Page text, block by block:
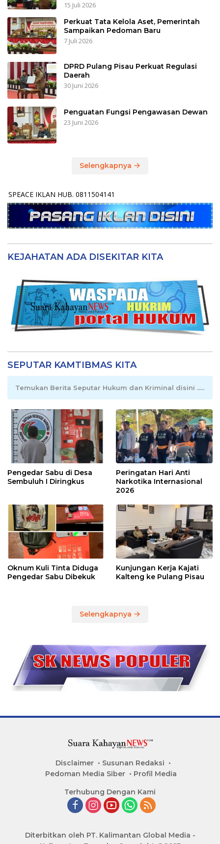
15 Juli 2026
Perkuat Tata Kelola Aset, Pemerintah
Sampaikan Pedoman Baru
7 Juli 2026
DPRD Pulang Pisau Perkuat Regulasi
Daerah
30 Juni 2026
Penguatan Fungsi Pengawasan Dewan
23 Juni 2026
Selengkapnya
SPEACE IKLAN HUB. 0811504141
KEJAHATAN ADA DISEKITAR KITA
SEPUTAR KAMTIBMAS KITA
Temukan Berita Seputar Hukum dan Kriminal disini .....
Pengedar Sabu di Desa
Sembuluh I Diringkus
Peringatan Hari Anti
Narkotika Internasional
2026
Oknum Kuli Tinta Diduga
Pengedar Sabu Dibekuk
Kunjungan Kerja Kajati
Kalteng ke Pulang Pisau
Selengkapnya
Disclaimer
Susunan Redaksi
Pedoman Media Siber
Profil Media
Terhubung Dengan Kami
Diterbitkan oleh PT. Kalimantan Global Media -